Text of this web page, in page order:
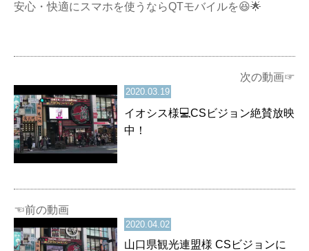
安心・快適にスマホを使うならQTモバイルを😆🌟
次の動画☞
2020.03.19
イオシス様💻CSビジョン絶賛放映
中！
☜前の動画
2020.04.02
山口県観光連盟様 CSビジョンに